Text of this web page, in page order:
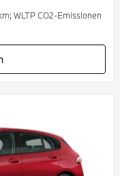
WLTP CO2-Emissionen